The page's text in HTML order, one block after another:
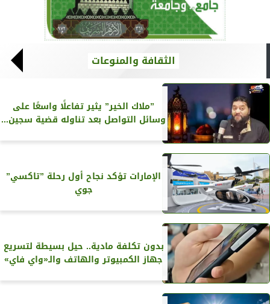
الثقافة والمنوعات
”ملاك الخير” يثير تفاعلًا واسعًا على
وسائل التواصل بعد تناوله قضية سجين...
الإمارات تؤكد نجاح أول رحلة ”تاكسي”
جوي
بدون تكلفة مادية.. حيل بسيطة لتسريع
جهاز الكمبيوتر والهاتف والـ«واي فاي»